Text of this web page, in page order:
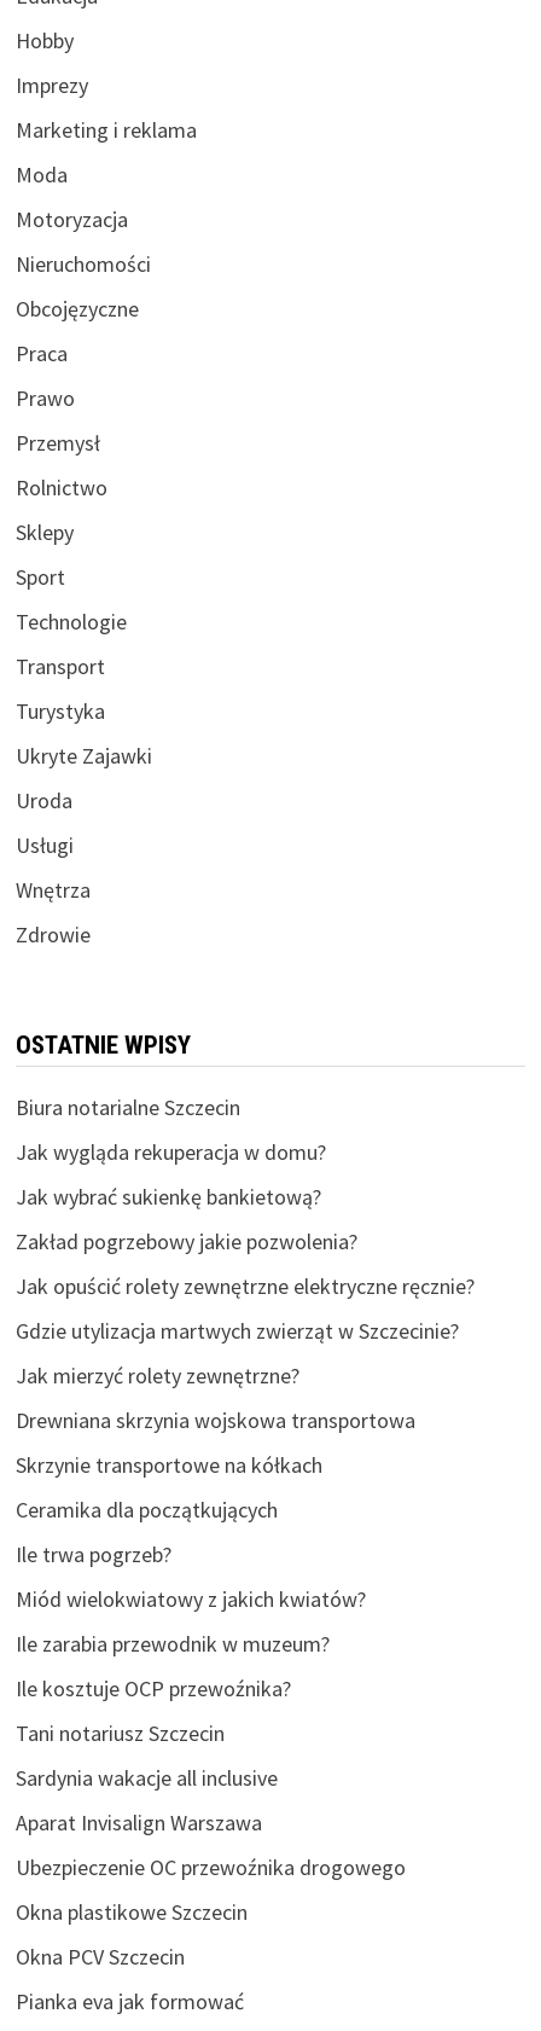
Hobby
Imprezy
Marketing i reklama
Moda
Motoryzacja
Nieruchomości
Obcojęzyczne
Praca
Prawo
Przemysł
Rolnictwo
Sklepy
Sport
Technologie
Transport
Turystyka
Ukryte Zajawki
Uroda
Usługi
Wnętrza
Zdrowie
OSTATNIE WPISY
Biura notarialne Szczecin
Jak wygląda rekuperacja w domu?
Jak wybrać sukienkę bankietową?
Zakład pogrzebowy jakie pozwolenia?
Jak opuścić rolety zewnętrzne elektryczne ręcznie?
Gdzie utylizacja martwych zwierząt w Szczecinie?
Jak mierzyć rolety zewnętrzne?
Drewniana skrzynia wojskowa transportowa
Skrzynie transportowe na kółkach
Ceramika dla początkujących
Ile trwa pogrzeb?
Miód wielokwiatowy z jakich kwiatów?
Ile zarabia przewodnik w muzeum?
Ile kosztuje OCP przewoźnika?
Tani notariusz Szczecin
Sardynia wakacje all inclusive
Aparat Invisalign Warszawa
Ubezpieczenie OC przewoźnika drogowego
Okna plastikowe Szczecin
Okna PCV Szczecin
Pianka eva jak formować